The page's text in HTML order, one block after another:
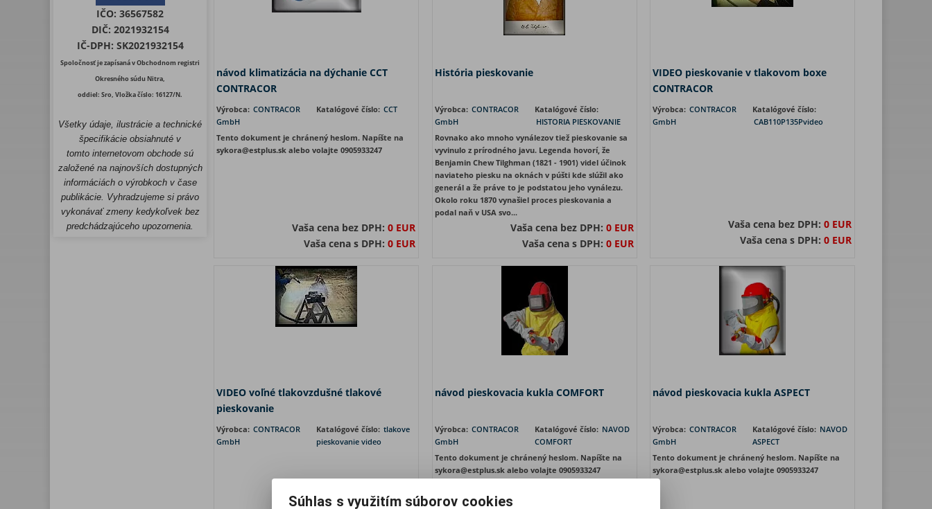
IČO: 36567582
DIČ: 2021932154
IČ-DPH: SK2021932154
Spoločnosť je zapísaná v Obchodnom registri
Okresného súdu Nitra,
oddiel: Sro, Vložka číslo: 16127/N.
Všetky údaje, ilustrácie a technické
špecifikácie obsiahnuté v
tomto internetovom obchode sú
založené na najnovších dostupných
informáciách o výrobkoch v čase
publikácie. Vyhradzujeme si právo
vykonávať zmeny kedykoľvek bez
predchádzajúceho upozornenia.
návod klimatizácia na dýchanie CCT
CONTRACOR
Výrobca: CONTRACOR
GmbH
Katalógové číslo: CCT
Tento dokument je chránený heslom. Napíšte na
sykora@estplus.sk alebo volajte 0905933247
Vaša cena bez DPH: 0 EUR
Vaša cena s DPH: 0 EUR
História pieskovanie
Výrobca: CONTRACOR
GmbH
Katalógové číslo:
HISTORIA PIESKOVANIE
Rovnako ako mnoho vynálezov tiež pieskovanie sa
vyvinulo z prírodného javu. Legenda hovorí, že
Benjamin Chew Tilghman (1821 - 1901) videl účinok
naviateho piesku na oknách v púšti kde slúžil ako
generál a že práve to je podstatou jeho vynálezu.
Okolo roku 1870 vynašiel proces pieskovania a
podal naň v USA svo...
Vaša cena bez DPH: 0 EUR
Vaša cena s DPH: 0 EUR
VIDEO pieskovanie v tlakovom boxe
CONTRACOR
Výrobca: CONTRACOR
GmbH
Katalógové číslo:
CAB110P135Pvideo
Vaša cena bez DPH: 0 EUR
Vaša cena s DPH: 0 EUR
VIDEO voľné tlakovzdušné tlakové
pieskovanie
Výrobca: CONTRACOR
GmbH
Katalógové číslo: tlakove
pieskovanie video
návod pieskovacia kukla COMFORT
Výrobca: CONTRACOR
GmbH
Katalógové číslo: NAVOD
COMFORT
Tento dokument je chránený heslom. Napíšte na
sykora@estplus.sk alebo volajte 0905933247
návod pieskovacia kukla ASPECT
Výrobca: CONTRACOR
GmbH
Katalógové číslo: NAVOD
ASPECT
Tento dokument je chránený heslom. Napíšte na
sykora@estplus.sk alebo volajte 0905933247
Súhlas s využitím súborov cookies